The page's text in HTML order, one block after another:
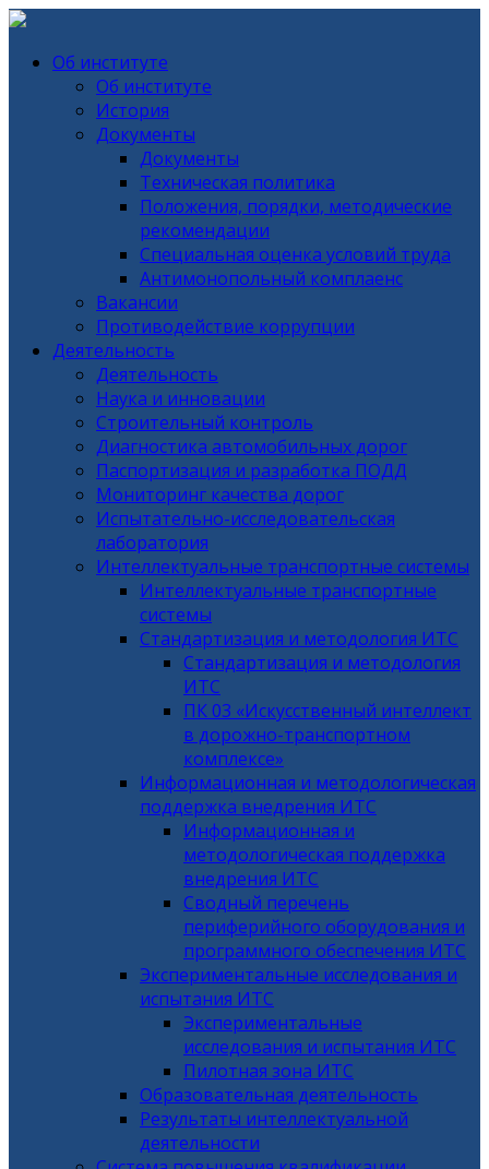
Об институте
Об институте
История
Документы
Документы
Техническая политика
Положения, порядки, методические
рекомендации
Специальная оценка условий труда
Антимонопольный комплаенс
Вакансии
Противодействие коррупции
Деятельность
Деятельность
Наука и инновации
Строительный контроль
Диагностика автомобильных дорог
Паспортизация и разработка ПОДД
Мониторинг качества дорог
Испытательно-исследовательская
лаборатория
Интеллектуальные транспортные системы
Интеллектуальные транспортные
системы
Стандартизация и методология ИТС
Стандартизация и методология
ИТС
ПК 03 «Искусственный интеллект
в дорожно-транспортном
комплексе»
Информационная и методологическая
поддержка внедрения ИТС
Информационная и
методологическая поддержка
внедрения ИТС
Сводный перечень
периферийного оборудования и
программного обеспечения ИТС
Экспериментальные исследования и
испытания ИТС
Экспериментальные
исследования и испытания ИТС
Пилотная зона ИТС
Образовательная деятельность
Результаты интеллектуальной
деятельности